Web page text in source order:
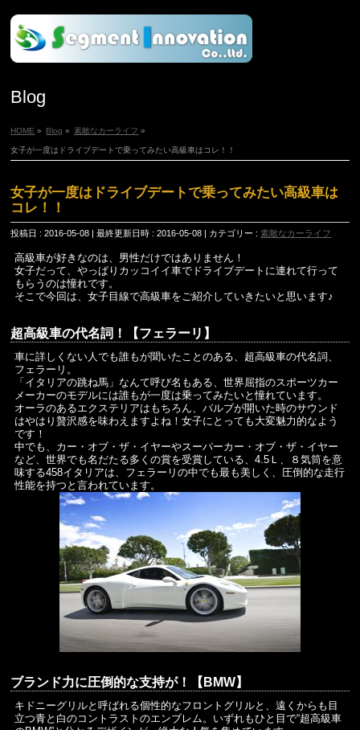
Blog
HOME » Blog » 素敵なカーライフ »
女子が一度はドライブデートで乗ってみたい高級車はコレ！！
女子が一度はドライブデートで乗ってみたい高級車は
コレ！！
投稿日 : 2016-05-08 最終更新日時 : 2016-05-08 カテゴリー :素敵なカーライフ
高級車が好きなのは、男性だけではありません！
女子だって、やっぱりカッコイイ車でドライブデートに連れて行って
もらうのは憧れです。
そこで今回は、女子目線で高級車をご紹介していきたいと思います♪
超高級車の代名詞！【フェラーリ】
車に詳しくない人でも誰もが聞いたことのある、超高級車の代名詞、
フェラーリ。
「イタリアの跳ね馬」なんて呼び名もある、世界屈指のスポーツカー
メーカーのモデルには誰もが一度は乗ってみたいと憧れています。
オーラのあるエクステリアはもちろん、バルブが開いた時のサウンド
はやはり贅沢感を味わえますよね！女子にとっても大変魅力的なよう
です！
中でも、カー・オブ・ザ・イヤーやスーパーカー・オブ・ザ・イヤー
など、世界でも名だたる多くの賞を受賞している、4.5Ｌ、８気筒を意
味する458イタリアは、フェラーリの中でも最も美しく、圧倒的な走行
性能を持つと言われています。
ブランド力に圧倒的な支持が！【BMW】
キドニーグリルと呼ばれる個性的なフロントグリルと、遠くからも目
立つ青と白のコントラストのエンブレム。いずれもひと目で“超高級車